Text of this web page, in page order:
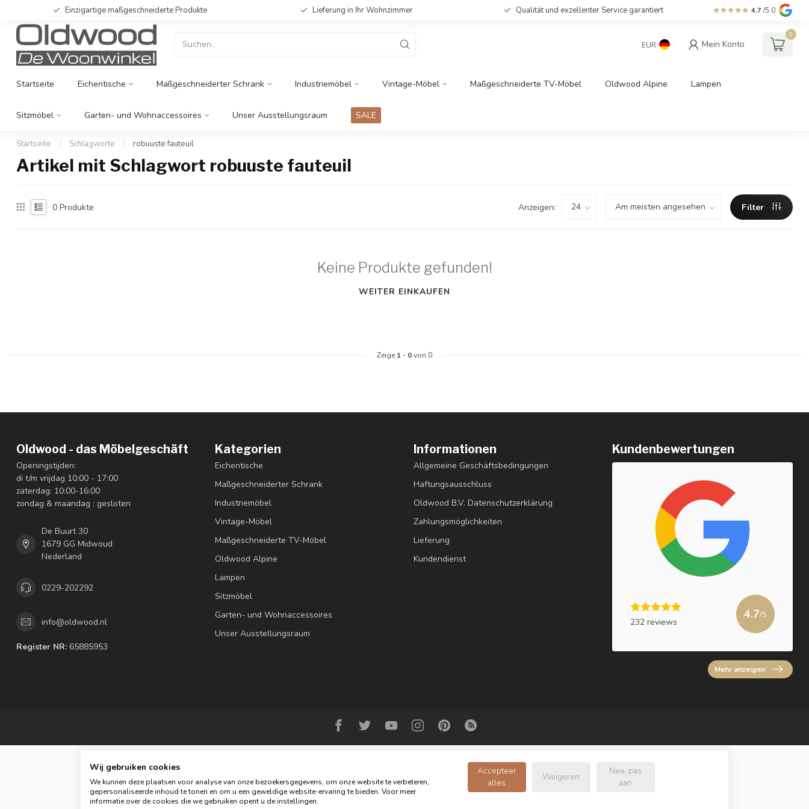
Einzigartige maßgeschneiderte Produkte Lieferung in Ihr Wohnzimmer Qualität und exzellenter Service garantiert 4.7 /5.0
EUR Mein Konto
0
Startseite Eichentische Maßgeschneiderter Schrank Industriemöbel Vintage-Möbel Maßgeschneiderte TV-Möbel Oldwood Alpine Lampen
Sitzmöbel Garten- und Wohnaccessoires Unser Ausstellungsraum SALE
Startseite / Schlagworte / robuuste fauteuil
Artikel mit Schlagwort robuuste fauteuil
0 Produkte Anzeigen: Filter
Keine Produkte gefunden!
WEITER EINKAUFEN
Zeige 1 - 0von 0
Oldwood - das Möbelgeschäft
Openingstijden:
di t/m vrijdag 10:00 - 17:00
zaterdag: 10:00-16:00
zondag & maandag : gesloten
De Buurt 30
1679 GG Midwoud
Nederland
0229-202292
info@oldwood.nl
Register NR: 65885953
Kategorien
Eichentische
Maßgeschneiderter Schrank
Industriemöbel
Vintage-Möbel
Maßgeschneiderte TV-Möbel
Oldwood Alpine
Lampen
Sitzmöbel
Garten- und Wohnaccessoires
Unser Ausstellungsraum
Informationen
Allgemeine Geschäftsbedingungen
Haftungsausschluss
Oldwood B.V. Datenschutzerklärung
Zahlungsmöglichkeiten
Lieferung
Kundendienst
Kundenbewertungen
232 reviews
4.7/5
Mehr anzeigen
© Copyright 2026 Oldwood - das Möbelgeschäft - Powered by
Wij gebruiken cookies
We kunnen deze plaatsen voor analyse van onze bezoekersgegevens, om onze website te verbeteren,
gepersonaliseerde inhoud te tonen en om u een geweldige website-ervaring te bieden. Voor meer
informatie over de cookies die we gebruiken opent u de instellingen.
Accepteer
alles
Weigeren
Nee, pas
aan